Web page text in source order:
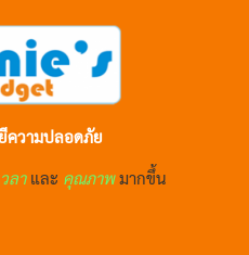
ความปลอดภัย
วลา และ คุณภาพ มากขึ้น